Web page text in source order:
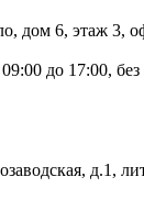
дом 6, этаж 3,
до 17:00, без
д.1,